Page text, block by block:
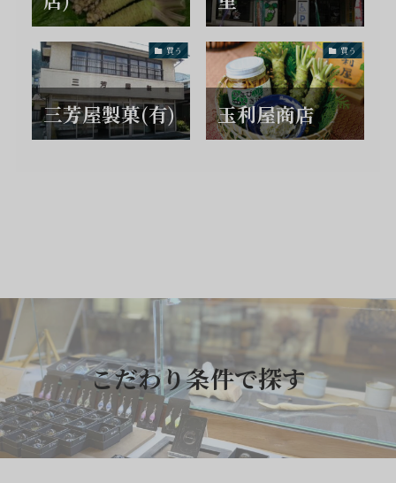
買う
三芳屋製菓(有)
買う
玉利屋商店
こだわり条件で探す